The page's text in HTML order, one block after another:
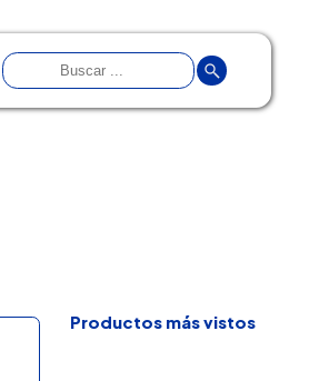
Productos más vistos